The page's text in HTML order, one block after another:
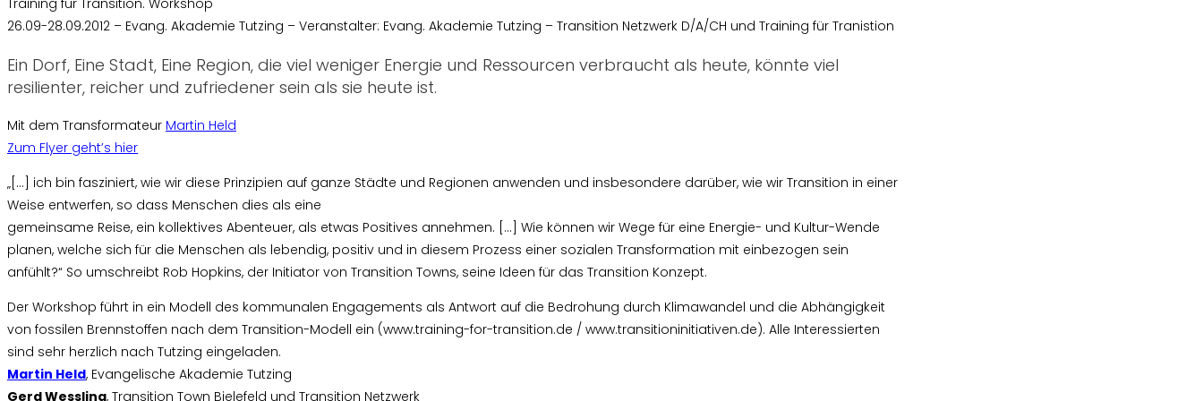
Training für Transition. Workshop
26.09-28.09.2012 – Evang. Akademie Tutzing – Veranstalter: Evang. Akademie Tutzing – Transition Netzwerk D/A/CH und Training für Tranistion
Ein Dorf, Eine Stadt, Eine Region, die viel weniger Energie und Ressourcen verbraucht als heute, könnte viel
resilienter, reicher und zufriedener sein als sie heute ist.
Mit dem Transformateur Martin Held
Zum Flyer geht’s hier
„[…] ich bin fasziniert, wie wir diese Prinzipien auf ganze Städte und Regionen anwenden und insbesondere darüber, wie wir Transition in einer
Weise entwerfen, so dass Menschen dies als eine
gemeinsame Reise, ein kollektives Abenteuer, als etwas Positives annehmen. […] Wie können wir Wege für eine Energie- und Kultur-Wende
planen, welche sich für die Menschen als lebendig, positiv und in diesem Prozess einer sozialen Transformation mit einbezogen sein
anfühlt?“ So umschreibt Rob Hopkins, der Initiator von Transition Towns, seine Ideen für das Transition Konzept.
Der Workshop führt in ein Modell des kommunalen Engagements als Antwort auf die Bedrohung durch Klimawandel und die Abhängigkeit
von fossilen Brennstoffen nach dem Transition-Modell ein (www.training-for-transition.de / www.transitioninitiativen.de). Alle Interessierten
sind sehr herzlich nach Tutzing eingeladen.
Martin Held, Evangelische Akademie Tutzing
Gerd Wessling, Transition Town Bielefeld und Transition Netzwerk